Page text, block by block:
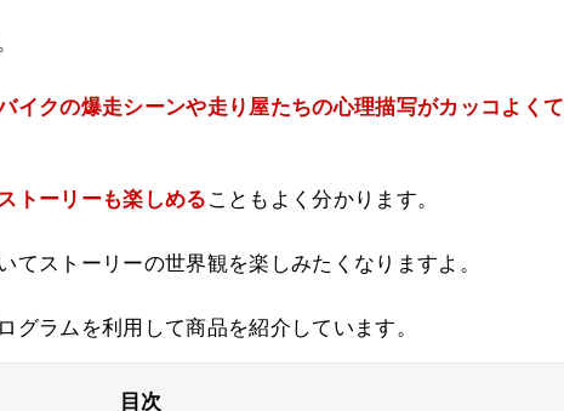
イクの爆走シーンや走り屋たちの心理描写がカッコよくて
トーリーも楽しめる こともよく分かります。
てストーリーの世界観を楽しみたくなりますよ。
ラムを利用して商品を紹介しています。